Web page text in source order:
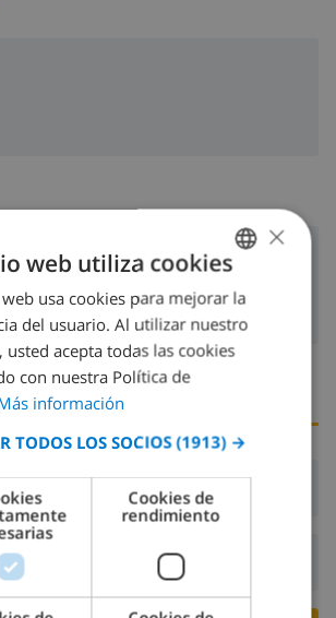
y salida
Desde 16:00 antes de 20:00
Antes de: 10:00
SPANISH
DUTCH
FRENCH
GERMAN
CATALAN
ITALIAN
DANISH
×
web utiliza cookies
usa cookies para mejorar la
del usuario. Al utilizar nuestro
usted acepta todas las cookies
con nuestra Política de
información
TODOS LOS SOCIOS (1913) →
Cookies de
rendimiento